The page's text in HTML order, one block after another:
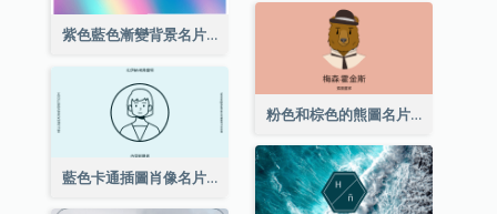
紫色藍色漸變背景名片
粉色和棕色的熊圖名片
藍色卡通插圖肖像名片